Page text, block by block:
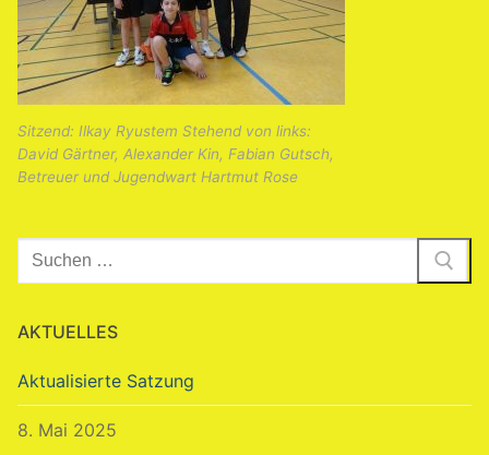
Sitzend: Ilkay Ryustem Stehend von links:
David Gärtner, Alexander Kin, Fabian Gutsch,
Betreuer und Jugendwart Hartmut Rose
Suchen
nach:
AKTUELLES
Aktualisierte Satzung
8. Mai 2025